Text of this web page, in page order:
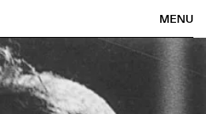
MENU